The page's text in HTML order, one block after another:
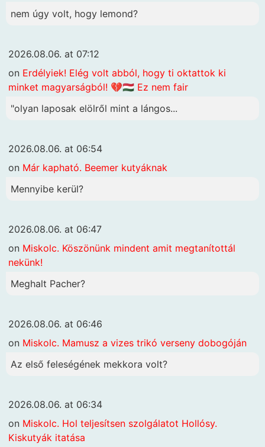
nem úgy volt, hogy lemond?
2026.08.06. at 07:12
on Erdélyiek! Elég volt abból, hogy ti oktattok ki
minket magyarságból! 💔🇭🇺 Ez nem fair
"olyan laposak elölről mint a lángos...
2026.08.06. at 06:54
on Már kapható. Beemer kutyáknak
Mennyibe kerül?
2026.08.06. at 06:47
on Miskolc. Köszönünk mindent amit megtanítottál
nekünk!
Meghalt Pacher?
2026.08.06. at 06:46
on Miskolc. Mamusz a vizes trikó verseny dobogóján
Az első feleségének mekkora volt?
2026.08.06. at 06:34
on Miskolc. Hol teljesítsen szolgálatot Hollósy.
Kiskutyák itatása